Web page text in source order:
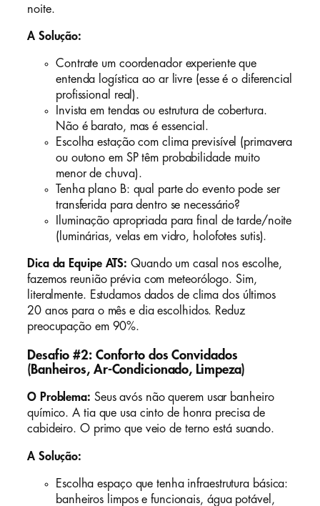
noite.
A Solução:
Contrate um coordenador experiente que
entenda logística ao ar livre (esse é o diferencial
profissional real).
Invista em tendas ou estrutura de cobertura.
Não é barato, mas é essencial.
Escolha estação com clima previsível (primavera
ou outono em SP têm probabilidade muito
menor de chuva).
Tenha plano B: qual parte do evento pode ser
transferida para dentro se necessário?
Iluminação apropriada para final de tarde/noite
(luminárias, velas em vidro, holofotes sutis).
Dica da Equipe ATS: Quando um casal nos escolhe,
fazemos reunião prévia com meteorólogo. Sim,
literalmente. Estudamos dados de clima dos últimos
20 anos para o mês e dia escolhidos. Reduz
preocupação em 90%.
Desafio #2: Conforto dos Convidados
(Banheiros, Ar-Condicionado, Limpeza)
O Problema: Seus avós não querem usar banheiro
químico. A tia que usa cinto de honra precisa de
cabideiro. O primo que veio de terno está suando.
A Solução:
Escolha espaço que tenha infraestrutura básica:
banheiros limpos e funcionais, água potável,